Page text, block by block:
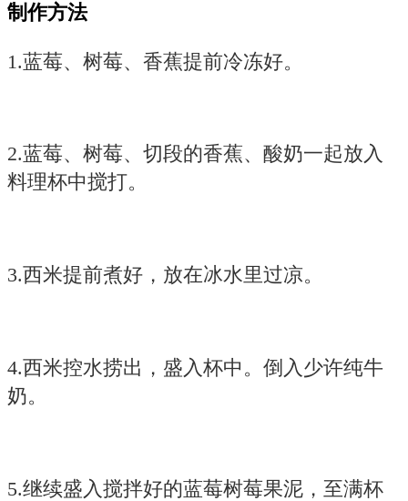
制作方法
1.蓝莓、树莓、香蕉提前冷冻好。
2.蓝莓、树莓、切段的香蕉、酸奶一起放入
料理杯中搅打。
3.西米提前煮好，放在冰水里过凉。
4.西米控水捞出，盛入杯中。倒入少许纯牛
奶。
5.继续盛入搅拌好的蓝莓树莓果泥，至满杯